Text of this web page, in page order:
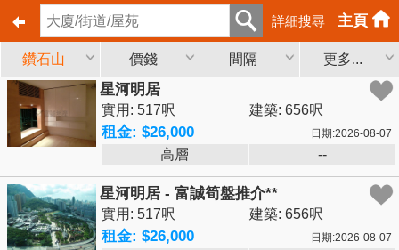
詳細搜尋 主頁
鑽石山 價錢 間隔 更多...
星河明居
實用: 517呎 建築: 656呎
租金: $26,000 日期:2026-08-07
高層 --
星河明居 - 富誠筍盤推介**
實用: 517呎 建築: 656呎
租金: $26,000 日期:2026-08-07